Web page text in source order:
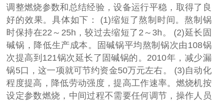
调整燃烧参数和总结经验，设备运行平稳，取得了良
好的效果。具体如下： (1)缩短了熬制时间。熬制锅
时保持在22～25h，较过去缩短了2～3h。 (2)延长固
碱锅，降低生产成本。固碱锅平均熬制锅次由108锅
次提高到121锅次延长了固碱锅的。2010年，减少漏
锅5口，这一项就可节约资金50万元左右。 (3)自动化
程度提高，降低劳动强度，提高工作速率。燃烧机按
设定参数燃烧，中间过程不需要任何调节，操作人员